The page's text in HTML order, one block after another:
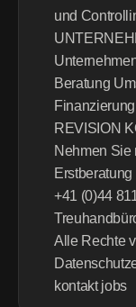
und
Beratung
REVISION
Nehmen Sie
+41 (0)44
Alle Rechte
kontakt jobs